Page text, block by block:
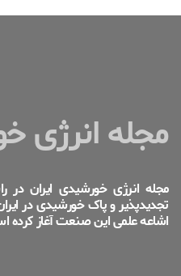
مجله انرژی
مجله انرژی خورشیدی ایران در
تجدیدپذیر و پاک خورشیدی در
اشاعه علمی این صنعت آغاز کرده